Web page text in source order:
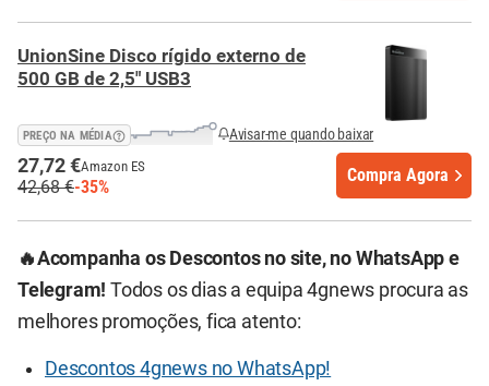
UnionSine Disco rígido externo de
500 GB de 2,5" USB3
PREÇO NA MÉDIA Avisar-me quando baixar
27,72 €Amazon ES
42,68 €-35%
Compra Agora
🔥Acompanha os Descontos no site, no WhatsApp e
Telegram! Todos os dias a equipa 4gnews procura as
melhores promoções, fica atento:
Descontos 4gnews no WhatsApp!